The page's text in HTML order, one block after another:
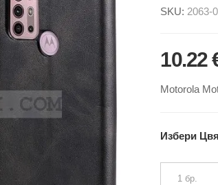
SKU: 2063-
10.22
Motorola
Избери